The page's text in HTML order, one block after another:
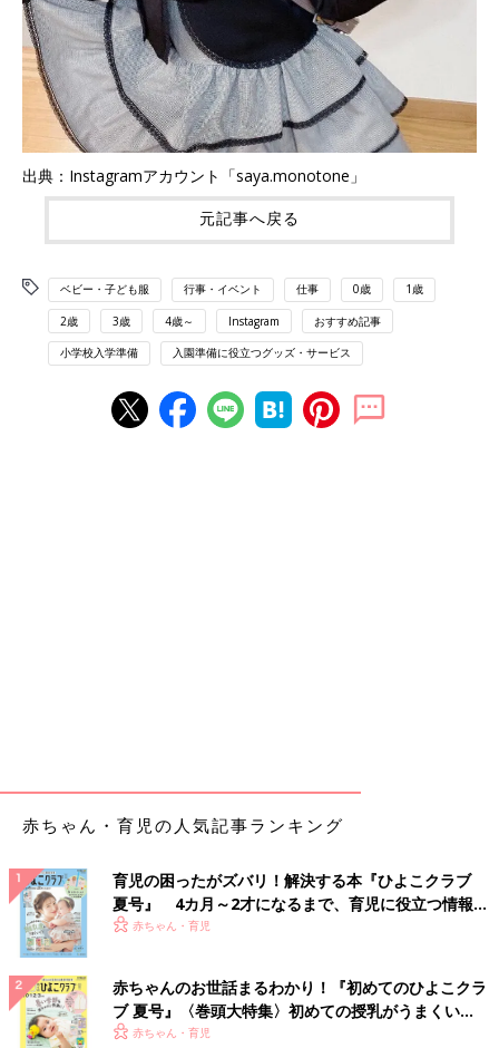
出典：Instagramアカウント「saya.monotone」
元記事へ戻る
ベビー・子ども服 行事・イベント 仕事 0歳 1歳
2歳 3歳 4歳～ Instagram おすすめ記事
小学校入学準備 入園準備に役立つグッズ・サービス
赤ちゃん・育児の人気記事ランキング
育児の困ったがズバリ！解決する本『ひよこクラブ
夏号』 4カ月～2才になるまで、育児に役立つ情報が
いっぱい！
赤ちゃん・育児
赤ちゃんのお世話まるわかり！『初めてのひよこクラ
ブ 夏号』〈巻頭大特集〉初めての授乳がうまくい
く！ おっぱい・ミルクの基本と夏のトラブル 解決テ
赤ちゃん・育児